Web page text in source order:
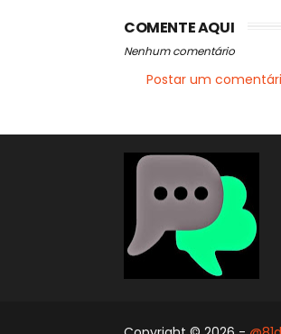
COMENTE AQUI
Nenhum comentário
Postar um